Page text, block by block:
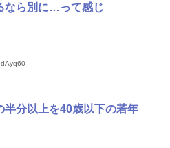
なら別に…って感じ
半分以上を40歳以下の若年